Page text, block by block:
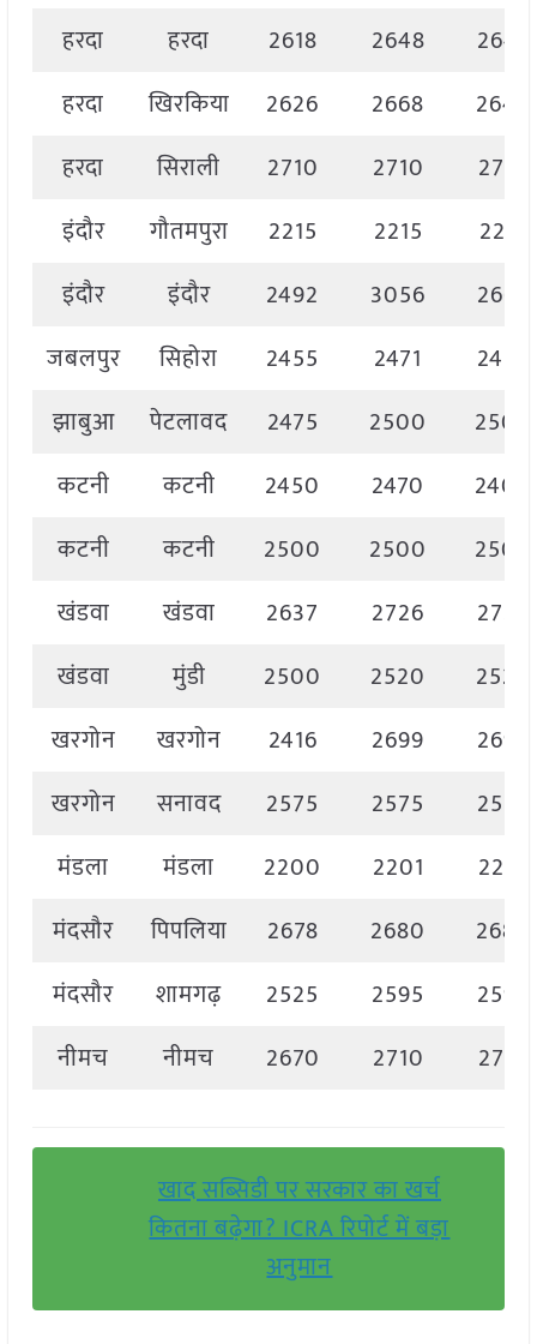
हरदा
हरदा 2618 2648
2648
हरदा
खिरकिया 2626 2668
2640
हरदा
सिराली 2710 2710
2710
इंदौर
गौतमपुरा 2215 2215
2215
इंदौर
इंदौर 2492 3056
2663
जबलपुर
सिहोरा 2455 2471
2458
झाबुआ
पेटलावद 2475 2500
2500
कटनी
कटनी 2450 2470
2400
कटनी
कटनी 2500 2500
2500
खंडवा
खंडवा 2637 2726
2726
खंडवा
मुंडी 2500 2520
2520
खरगोन
खरगोन 2416 2699
2699
खरगोन
सनावद 2575 2575
2575
मंडला
मंडला 2200 2201
2201
मंदसौर
पिपलिया 2678 2680
2680
मंदसौर
शामगढ़ 2525 2595
2595
नीमच
नीमच 2670 2710 2710
खाद सब्सिडी पर सरकार का खर्च
कितना बढ़ेगा? ICRA रिपोर्ट में बड़ा
अनुमान